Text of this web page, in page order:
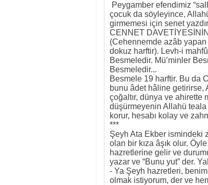
Peygamber efendimiz
çocuk da söyleyince,
girmemesi için senet
CENNET
(Cehennemde azâb
dokuz harftir). Levh-i
Besmeledir. Mü’minler
Besmeledir...
Besmele 19 harftir. Bu da
bunu âdet hâline getirirse,
çoğaltır, dünya ve ahirette
düşürmeyenin Allahü teala
korur, hesabı kolay ve
***
Şeyh Ata Ekber ismindeki
olan bir kıza âşık olur.
hazretlerine gelir ve
yazar ve “Bunu yut” der.
- Ya Şeyh hazretleri,
olmak istiyorum, der ve